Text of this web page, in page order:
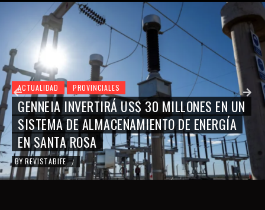
ACTUALIDAD PROVINCIALES
GENNEIA INVERTIRÁ US$ 30 MILLONES EN UN
SISTEMA DE ALMACENAMIENTO DE ENERGÍA
EN SANTA ROSA
BY REVISTABIFE /